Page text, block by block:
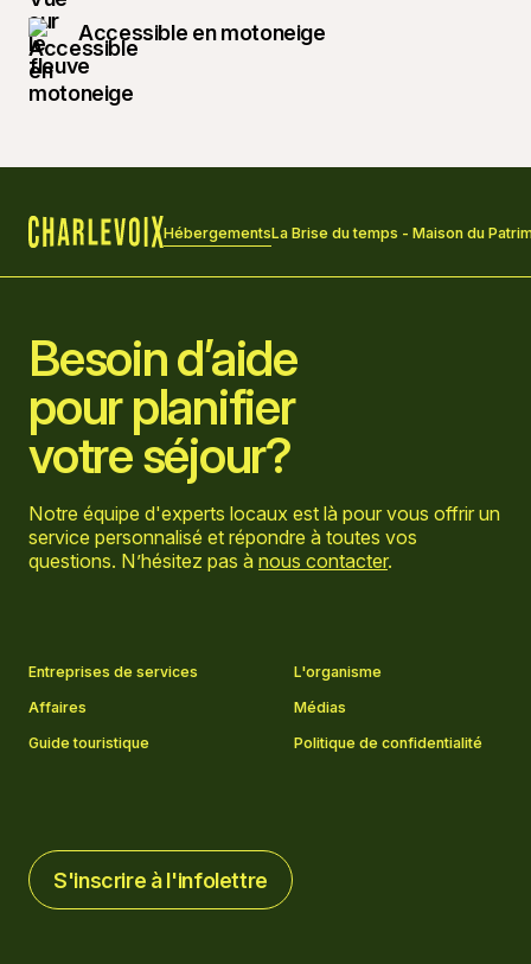
Accessible en motoneige
HébergementsLa Brise du temps - Maison du
Besoin d’aide
pour planifier
votre séjour?
Notre équipe d'experts locaux est là pour vous offrir un
service personnalisé et répondre à toutes vos
questions. N’hésitez pas à nous contacter.
Entreprises de services
L'organisme
Affaires
Médias
Guide touristique
Politique de confidentialité
S'inscrire à l'infolettre
S'inscrire à l'infolettre